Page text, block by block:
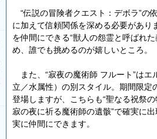
“伝説の冒険者クエスト：デボラ”の
に加えて信頼関係を深める必要があり
を仲間にできる“獣人の怨霊と呼ばれ
め、誰でも挑めるのが嬉しいところ。
また、“寂夜の魔術師 フルート”はエ
立／水属性）の別スタイル。期間限定
登場しますが、こちらも“聖なる祝祭
寂の夜に祈る魔術師の遺骸”で確実に
実に仲間にできます。